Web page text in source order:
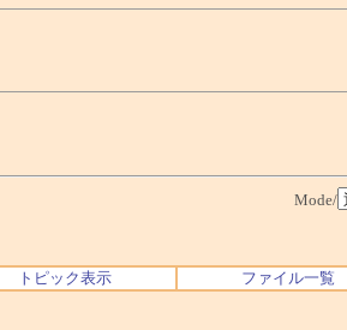
Mode/
トピック表示 ファイル一覧